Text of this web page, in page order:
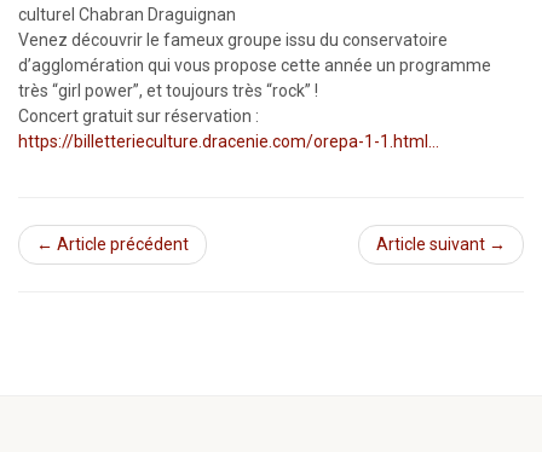
culturel Chabran Draguignan
Venez découvrir le fameux groupe issu du conservatoire
d’agglomération qui vous propose cette année un programme
très “girl power”, et toujours très “rock” !
Concert gratuit sur réservation :
https://billetterieculture.dracenie.com/orepa-1-1.html…
← Article précédent Article suivant →